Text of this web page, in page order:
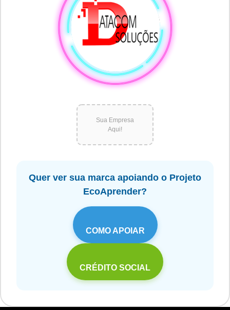
Sua Empresa
Aqui!
Quer ver sua marca apoiando o Projeto
EcoAprender?
COMO APOIAR
CRÉDITO SOCIAL